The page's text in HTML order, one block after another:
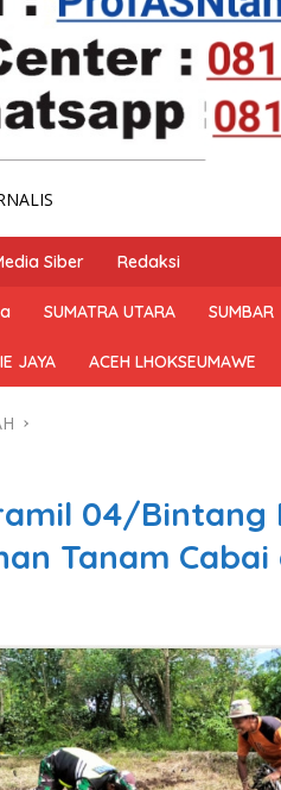
Siber Redaksi
SUMATRA UTARA SUMBAR
JAYA ACEH LHOKSEUMAWE
04/Bintang
Tanam